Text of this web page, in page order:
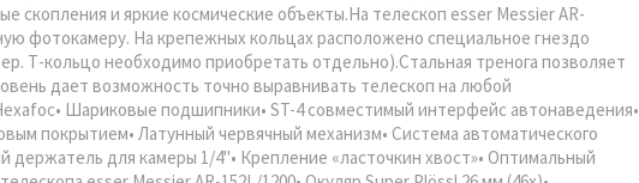
скопления и яркие космические объекты.На телескоп esser Messier AR-
фотокамеру. На крепежных кольцах расположено специальное гнездо
Т-кольцо необходимо приобретать отдельно).Стальная тренога позволяет
дает возможность точно выравнивать телескоп на любой
Шариковые подшипники• ST-4 совместимый интерфейс автонаведения•
покрытием• Латунный червячный механизм• Система автоматического
держатель для камеры 1/4''• Крепление «ласточкин хвост»• Оптимальный